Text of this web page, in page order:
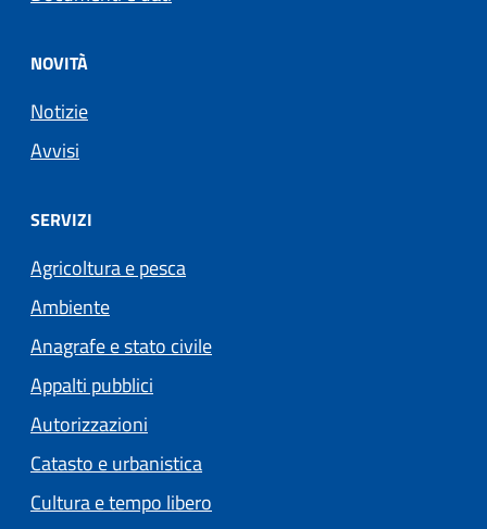
NOVITÀ
Notizie
Avvisi
SERVIZI
Agricoltura e pesca
Ambiente
Anagrafe e stato civile
Appalti pubblici
Autorizzazioni
Catasto e urbanistica
Cultura e tempo libero